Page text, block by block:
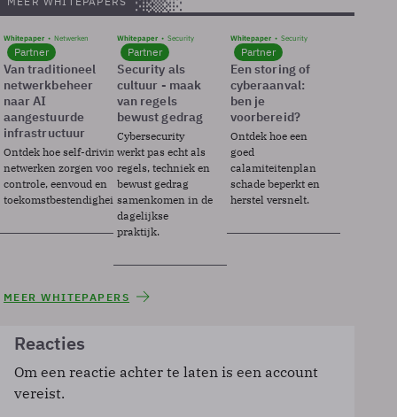
Whitepaper Netwerken
Partner
Van traditioneel
netwerkbeheer
naar AI
aangestuurde
infrastructuur
Ontdek hoe self-driving
netwerken zorgen voor
controle, eenvoud en
toekomstbestendigheid.
Whitepaper Security
Partner
Security als
cultuur - maak
van regels
bewust gedrag
Cybersecurity
werkt pas echt als
regels, techniek en
bewust gedrag
samenkomen in de
dagelijkse
praktijk.
Whitepaper Security
Partner
Een storing of
cyberaanval:
ben je
voorbereid?
Ontdek hoe een
goed
calamiteitenplan
schade beperkt en
herstel versnelt.
MEER WHITEPAPERS
Reacties
Om een reactie achter te laten is een account
vereist.